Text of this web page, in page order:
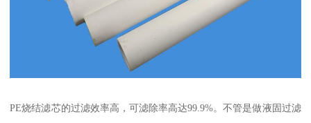
PE烧结滤芯的过滤效率高，可滤除率高达99.9%。不管是做液固过滤